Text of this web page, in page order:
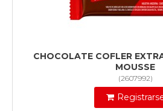
CHOCOLATE COFLER
MOUSSE
(2607992)